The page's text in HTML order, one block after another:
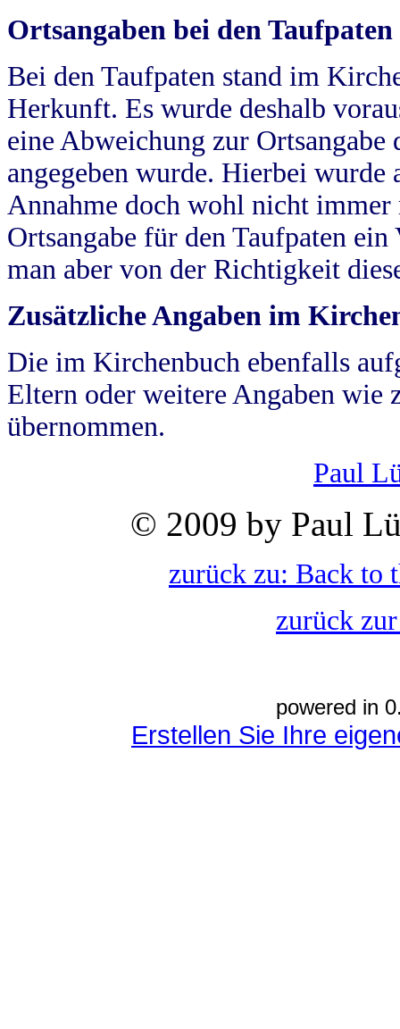
Ortsangaben bei den Taufpaten
Bei den Taufpaten stand im
Herkunft. Es wurde deshalb
eine Abweichung zur
angegeben wurde. Hierbei wurde
Annahme doch wohl nicht
Ortsangabe für den Taufpaten
man aber von der Richtigkeit
Zusätzliche Angaben im
Die im Kirchenbuch ebenfalls
Eltern oder weitere Angaben wie
übernommen.
Paul
© 2009 by Paul
zurück zu: Back to
zurück
powered in
Erstellen Sie Ihre